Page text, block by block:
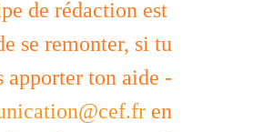
de rédaction est
se remonter, si tu
apporter ton aide -
en